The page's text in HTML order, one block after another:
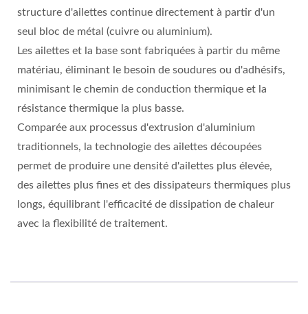
structure d'ailettes continue directement à partir d'un
seul bloc de métal (cuivre ou aluminium).
Les ailettes et la base sont fabriquées à partir du même
matériau, éliminant le besoin de soudures ou d'adhésifs,
minimisant le chemin de conduction thermique et la
résistance thermique la plus basse.
Comparée aux processus d'extrusion d'aluminium
traditionnels, la technologie des ailettes découpées
permet de produire une densité d'ailettes plus élevée,
des ailettes plus fines et des dissipateurs thermiques plus
longs, équilibrant l'efficacité de dissipation de chaleur
avec la flexibilité de traitement.